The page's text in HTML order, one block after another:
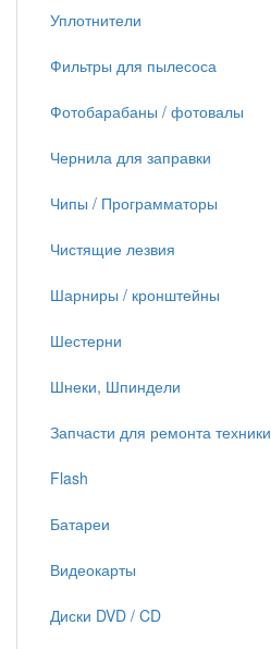
Уплотнители
Фильтры для пылесоса
Фотобарабаны / фотовалы
Чернила для заправки
Чипы / Программаторы
Чистящие лезвия
Шарниры / кронштейны
Шестерни
Шнеки, Шпиндели
Запчасти для ремонта техники
Flash
Батареи
Видеокарты
Диски DVD / CD